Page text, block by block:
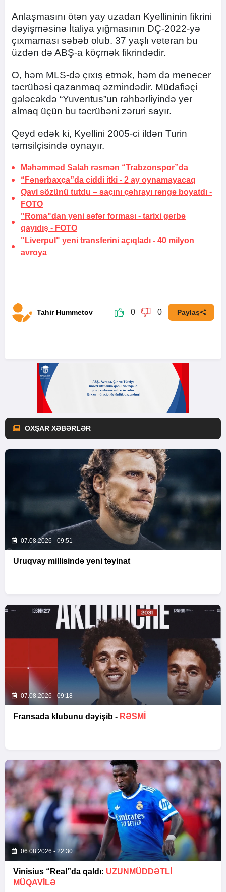
Anlaşmasını ötən yay uzadan Kyellininin fikrini
dəyişməsinə İtaliya yığmasının DÇ-2022-yə
çıxmaması səbəb olub. 37 yaşlı veteran bu
üzdən də ABŞ-a köçmək fikrindədir.
O, həm MLS-də çıxış etmək, həm də menecer
təcrübəsi qazanmaq əzmindədir. Müdafiəçi
gələcəkdə “Yuventus”un rəhbərliyində yer
almaq üçün bu təcrübəni zəruri sayır.
Qeyd edək ki, Kyellini 2005-ci ildən Turin
təmsilçisində oynayır.
Məhəmməd Salah rəsmən “Trabzonspor”da
“Fənərbaxça”da ciddi itki - 2 ay oynamayacaq
Qavi sözünü tutdu – saçını çəhrayı rəngə boyatdı -
FOTO
"Roma"dan yeni səfər forması - tarixi gerbə
qayıdış - FOTO
"Liverpul" yeni transferini açıqladı - 40 milyon
avroya
Tahir Hummetov 0 0 Paylaş
OXŞAR XƏBƏRLƏR
07.08.2026 - 09:51
Uruqvay millisində yeni təyinat
07.08.2026 - 09:18
Fransada klubunu dəyişib - RƏSMİ
06.08.2026 - 22:30
Vinisius “Real”da qaldı: UZUNMÜDDƏTLİ
MÜQAVİLƏ